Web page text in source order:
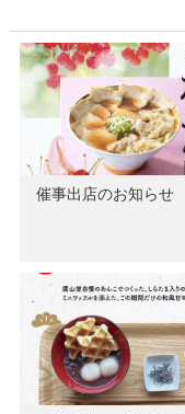
催事出店のお知らせ